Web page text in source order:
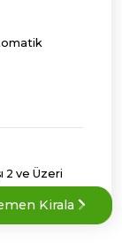
2 ve Üzeri
Kirala